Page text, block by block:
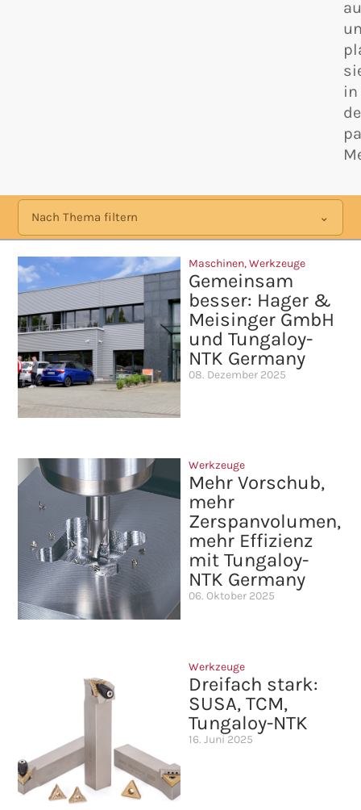
in
Nach Thema filtern
Maschinen,Werkzeuge
Gemeinsam
besser: Hager &
Meisinger GmbH
und Tungaloy-
NTK Germany
08. Dezember 2025
Werkzeuge
Mehr Vorschub,
mehr
Zerspanvolumen,
mehr Effizienz
mit Tungaloy-
NTK Germany
06. Oktober 2025
Werkzeuge
Dreifach stark:
SUSA, TCM,
Tungaloy-NTK
16. Juni 2025